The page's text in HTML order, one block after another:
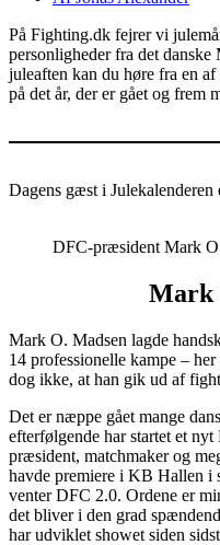
På Fighting.dk fejrer vi
personligheder fra det
juleaften kan du høre fra en
på det år, der er gået og frem
Dagens gæst i Julekalenderen
DFC-præsident Mark
Mark
Mark O. Madsen lagde
14 professionelle kampe –
dog ikke, at han gik ud af
Det er næppe gået mange
efterfølgende har startet et
præsident, matchmaker og
havde premiere i KB Hallen i
venter DFC 2.0. Ordene er
det bliver i den grad
har udviklet showet siden